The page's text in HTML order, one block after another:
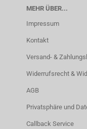
MEHR ÜBER...
Impressum
Kontakt
Versand- &
Widerrufsrecht &
AGB
Privatsphäre und
Callback Service